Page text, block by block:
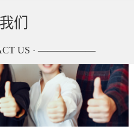
们
US · ——————